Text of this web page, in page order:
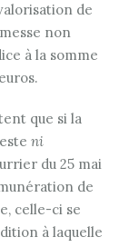
de
non
à la somme
que si la
ni
du 25 mai
de
celle-ci se
à laquelle